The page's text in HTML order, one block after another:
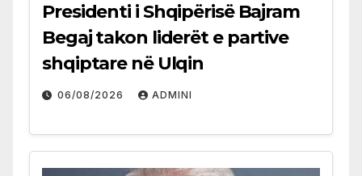
Presidenti i Shqipërisë Bajram
Begaj takon liderët e partive
shqiptare në Ulqin
06/08/2026 ADMINI